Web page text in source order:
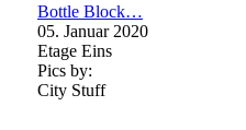
Bottle Block…
05. Januar 2020
Etage Eins
Pics by:
City Stuff